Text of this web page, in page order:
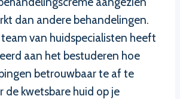
dan andere behandelingen.
van huidspecialisten heeft
aan het bestuderen hoe
betrouwbaar te af te
de kwetsbare huid op je